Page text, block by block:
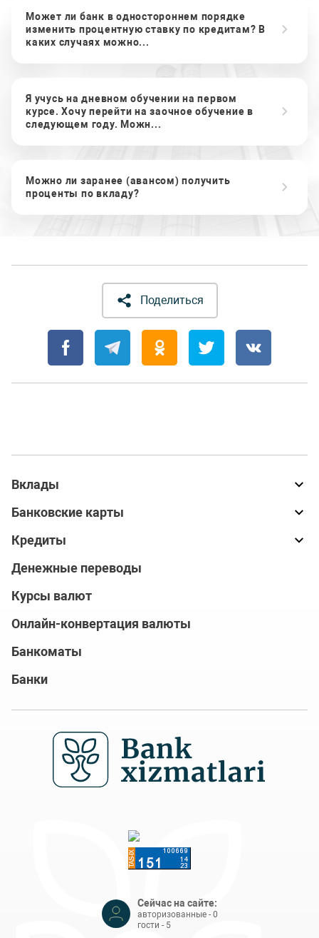
Может ли банк в одностороннем порядке
изменить процентную ставку по кредитам? В
каких случаях можно...
Я учусь на дневном обучении на первом
курсе. Хочу перейти на заочное обучение в
следующем году. Можн...
Можно ли заранее (авансом) получить
проценты по вкладу?
Поделиться
Вклады
Банковские карты
Кредиты
Денежные переводы
Курсы валют
Онлайн-конвертация валюты
Банкоматы
Банки
Сейчас на сайте:
авторизованные - 0
гости - 5